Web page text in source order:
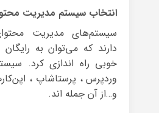
انتخاب سیستم مدیریت
سیستم‌های مدیریت
دارند که می‌توان به
خوبی راه اندازی کرد.
وردپرس ، پرستاشاپ ،
و…از آن جمله اند.